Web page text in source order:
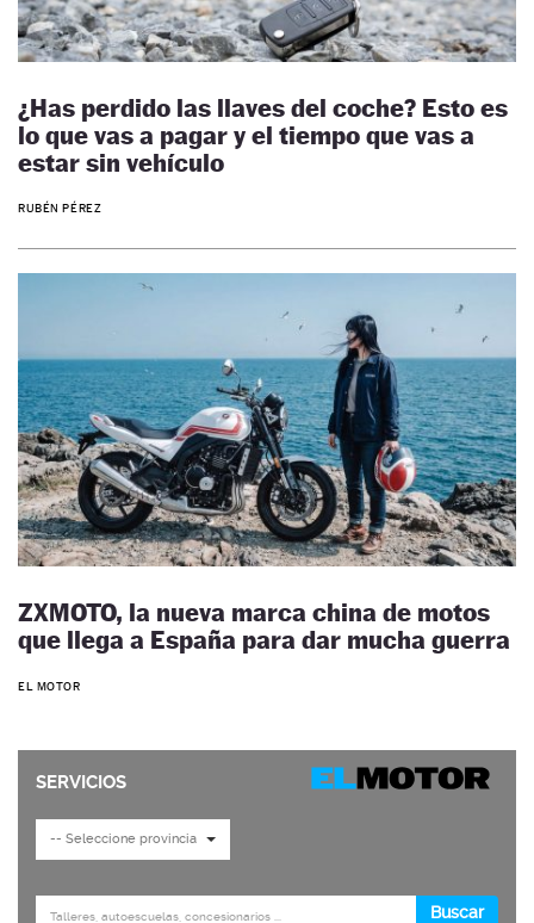
¿Has perdido las llaves del coche? Esto es
lo que vas a pagar y el tiempo que vas a
estar sin vehículo
RUBÉN PÉREZ
ZXMOTO, la nueva marca china de motos
que llega a España para dar mucha guerra
EL MOTOR